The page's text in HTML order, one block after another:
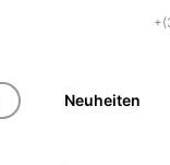
Neuheiten